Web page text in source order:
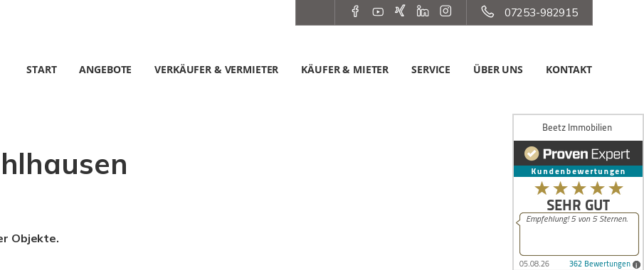
07253-982915
START ANGEBOTE VERKÄUFER & VERMIETER KÄUFER & MIETER SERVICE ÜBER UNS KONTAKT
Objekte.